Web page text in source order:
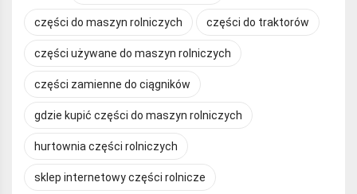
części do maszyn rolniczych części do traktorów
części używane do maszyn rolniczych
części zamienne do ciągników
gdzie kupić części do maszyn rolniczych
hurtownia części rolniczych
sklep internetowy części rolnicze